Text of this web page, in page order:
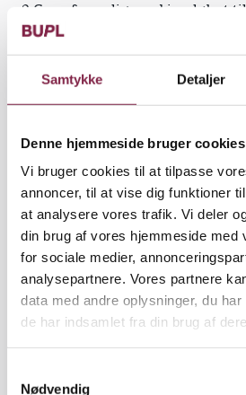
Samtykke Detaljer
Denne hjemmeside bruger cookies
Vi bruger cookies til at tilpasse
annoncer, til at vise dig funktioner
at analysere vores trafik. Vi deler
din brug af vores hjemmeside med
for sociale medier,
analysepartnere. Vores partnere
data med andre oplysninger, du
de har indsamlet fra din brug af
Nødvendig
3.C var for nylig med i opløbet til
Undervisningspris. Forældre og
teamet for samarbejdet mellem
som helt specielt og prisværdigt
Matematik i skolegården. ’Keld
hængene på sig og inddrager
småreparationer og
udearealerne. Han tog tid på den
omklædning efter idræt og
dag hele klassen kunne klare
Det lykkedes. I UU-timerne taler
om det, der rører dem: det
hvorfor vinderen af Melodi